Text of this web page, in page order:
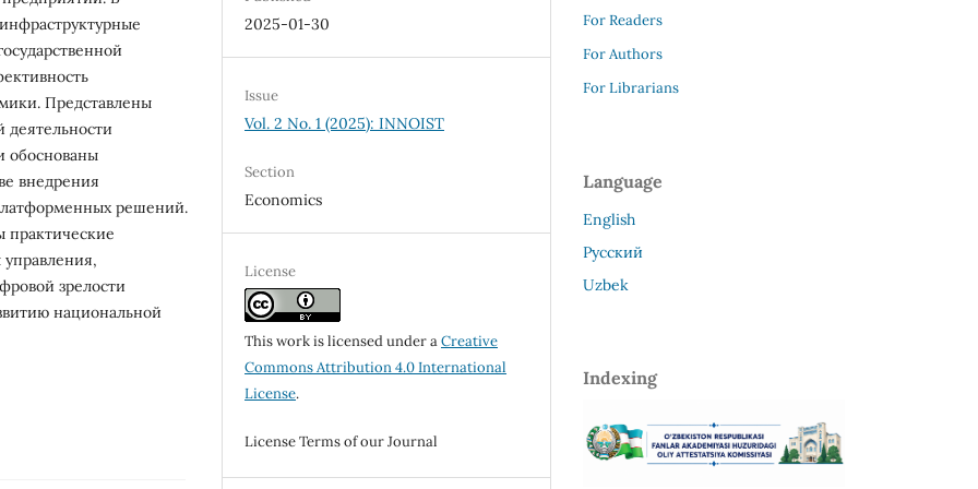
Представлены
деятельности
обоснованы
внедрения
решений.
практические
зрелости
национальной
2025-01-30
Issue
Vol. 2 No. 1 (2025): INNOIST
Section
Economics
License
This work is licensed under aCreative
Commons Attribution 4.0 International
License.
License Terms of our Journal
For Readers
For Authors
For Librarians
Language
English
Русский
Uzbek
Indexing